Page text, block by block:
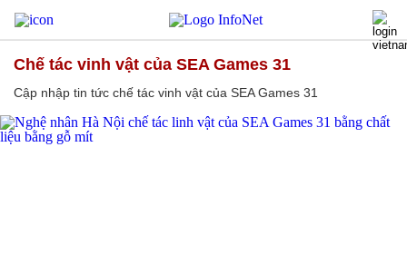
chế tác vinh vật của SEA Games 31
Cập nhập tin tức chế tác vinh vật của SEA Games 31